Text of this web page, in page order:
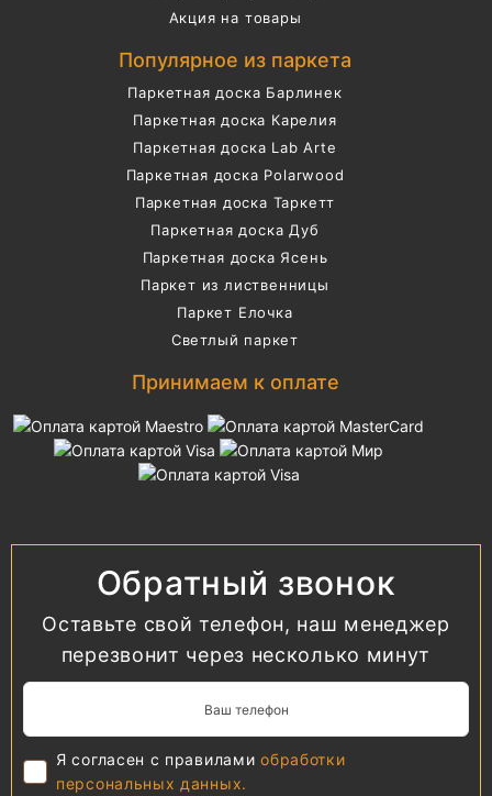
Акция на товары
Популярное из паркета
Паркетная доска Барлинек
Паркетная доска Карелия
Паркетная доска Lab Arte
Паркетная доска Polarwood
Паркетная доска Таркетт
Паркетная доска Дуб
Паркетная доска Ясень
Паркет из лиственницы
Паркет Елочка
Светлый паркет
Принимаем к оплате
Обратный звонок
Оставьте свой телефон, наш менеджер
перезвонит через несколько минут
Я согласен с правиламиобработки
персональных данных.